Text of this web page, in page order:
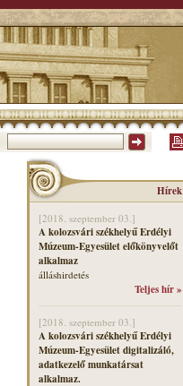
Hírek
[2018. szeptember 03.]
A kolozsvári székhelyű Erdélyi
Múzeum-Egyesület előkönyvelőt
alkalmaz
álláshirdetés
Teljes hír »
[2018. szeptember 03.]
A kolozsvári székhelyű Erdélyi
Múzeum-Egyesület digitalizáló,
adatkezelő munkatársat
alkalmaz.